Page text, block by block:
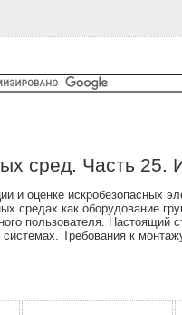
сред. Часть 25.
и оценке искробезопасных
средах как оборудование
пользователя. Настоящий
Требования к